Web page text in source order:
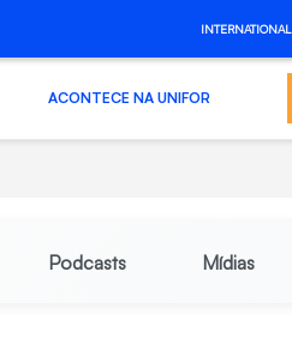
INTERNATIONAL
ACONTECE NA UNIFOR
Podcasts Mídias